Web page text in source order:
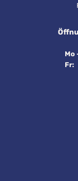
Mo
Fr: